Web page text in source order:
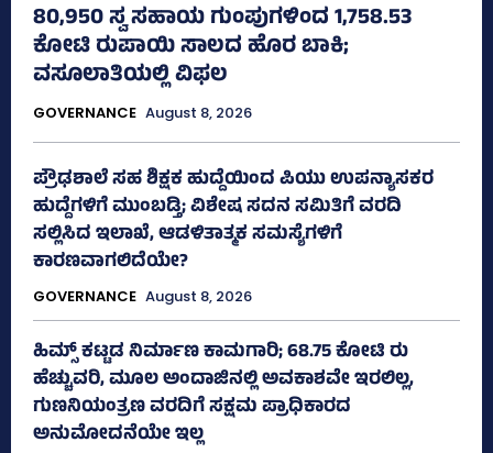
80,950 ಸ್ವ ಸಹಾಯ ಗುಂಪುಗಳಿಂದ 1,758.53
ಕೋಟಿ ರುಪಾಯಿ ಸಾಲದ ಹೊರ ಬಾಕಿ;
ವಸೂಲಾತಿಯಲ್ಲಿ ವಿಫಲ
GOVERNANCE August 8, 2026
ಪ್ರೌಢಶಾಲೆ ಸಹ ಶಿಕ್ಷಕ ಹುದ್ದೆಯಿಂದ ಪಿಯು ಉಪನ್ಯಾಸಕರ
ಹುದ್ದೆಗಳಿಗೆ ಮುಂಬಡ್ತಿ; ವಿಶೇಷ ಸದನ ಸಮಿತಿಗೆ ವರದಿ
ಸಲ್ಲಿಸಿದ ಇಲಾಖೆ, ಆಡಳಿತಾತ್ಮಕ ಸಮಸ್ಯೆಗಳಿಗೆ
ಕಾರಣವಾಗಲಿದೆಯೇ?
GOVERNANCE August 8, 2026
ಹಿಮ್ಸ್‌ ಕಟ್ಟಡ ನಿರ್ಮಾಣ ಕಾಮಗಾರಿ; 68.75 ಕೋಟಿ ರು
ಹೆಚ್ಚುವರಿ, ಮೂಲ ಅಂದಾಜಿನಲ್ಲಿ ಅವಕಾಶವೇ ಇರಲಿಲ್ಲ,
ಗುಣನಿಯಂತ್ರಣ ವರದಿಗೆ ಸಕ್ಷಮ ಪ್ರಾಧಿಕಾರದ
ಅನುಮೋದನೆಯೇ ಇಲ್ಲ